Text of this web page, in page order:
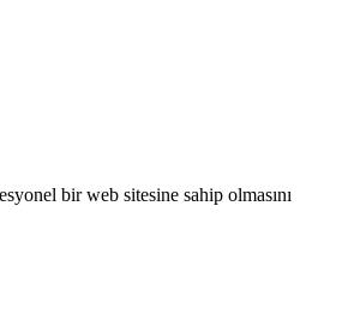
bir web sitesine sahip olmasını